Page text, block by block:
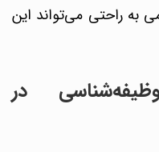
به راحتی می‌تواند این
در